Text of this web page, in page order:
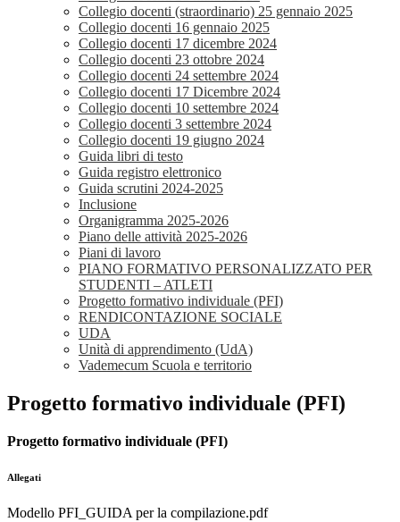
Collegio docenti (straordinario) 25 gennaio 2025
Collegio docenti 16 gennaio 2025
Collegio docenti 17 dicembre 2024
Collegio docenti 23 ottobre 2024
Collegio docenti 24 settembre 2024
Collegio docenti 17 Dicembre 2024
Collegio docenti 10 settembre 2024
Collegio docenti 3 settembre 2024
Collegio docenti 19 giugno 2024
Guida libri di testo
Guida registro elettronico
Guida scrutini 2024-2025
Inclusione
Organigramma 2025-2026
Piano delle attività 2025-2026
Piani di lavoro
PIANO FORMATIVO PERSONALIZZATO PER
STUDENTI – ATLETI
Progetto formativo individuale (PFI)
RENDICONTAZIONE SOCIALE
UDA
Unità di apprendimento (UdA)
Vademecum Scuola e territorio
Progetto formativo individuale (PFI)
Progetto formativo individuale (PFI)
Allegati
Modello PFI_GUIDA per la compilazione.pdf